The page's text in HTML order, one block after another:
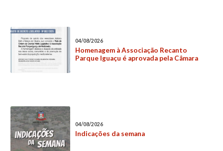
04/08/2026
Homenagem à Associação Recanto
Parque Iguaçu é aprovada pela Câmara
04/08/2026
Indicações da semana